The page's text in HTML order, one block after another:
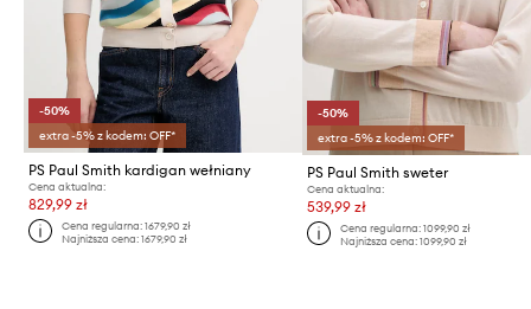
-50%
extra -5% z kodem: OFF*
PS Paul Smith kardigan wełniany
Cena aktualna:
829,99 zł
Cena regularna:1679,90 zł
Najniższa cena:1679,90 zł
-50%
extra -5% z kodem: OFF*
PS Paul Smith sweter
Cena aktualna:
539,99 zł
Cena regularna: 1099,90 zł
Najniższa cena: 1099,90 zł